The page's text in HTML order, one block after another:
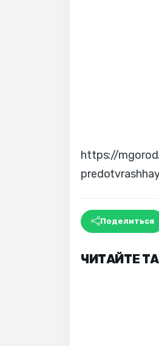
https://
Поделиться
ЧИТАЙТЕ